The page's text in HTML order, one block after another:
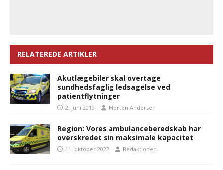
RELATEREDE ARTIKLER
Akutlægebiler skal overtage
sundhedsfaglig ledsagelse ved
patientflytninger
2. juni 2019 Morten Andersen
Region: Vores ambulanceberedskab har
overskredet sin maksimale kapacitet
11. oktober 2022 Redaktionen